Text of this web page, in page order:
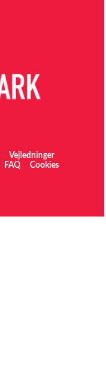
Vejledninger
FAQ Cookies